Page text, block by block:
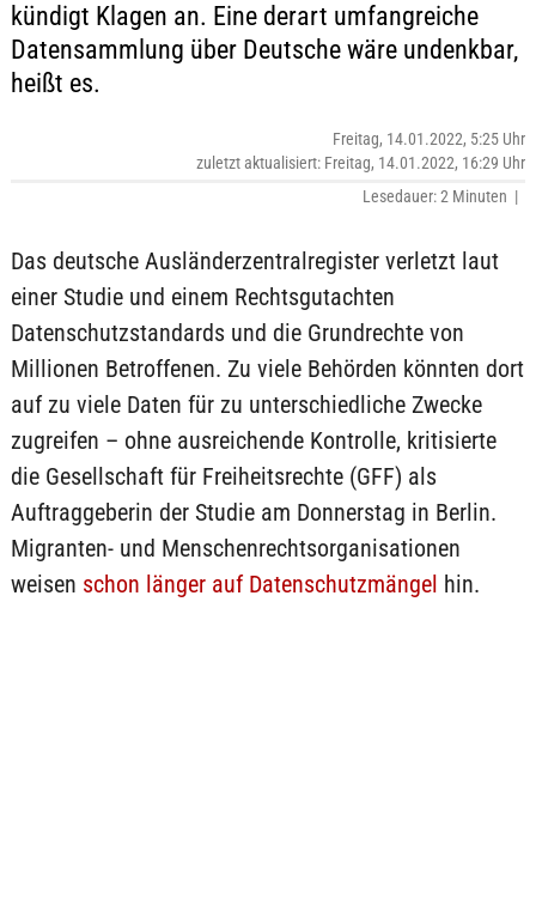
kündigt Klagen an. Eine derart umfangreiche
Datensammlung über Deutsche wäre undenkbar,
heißt es.
Freitag, 14.01.2022, 5:25 Uhr
zuletzt aktualisiert: Freitag, 14.01.2022, 16:29 Uhr
Lesedauer: 2 Minuten |
Das deutsche Ausländerzentralregister verletzt laut
einer Studie und einem Rechtsgutachten
Datenschutzstandards und die Grundrechte von
Millionen Betroffenen. Zu viele Behörden könnten dort
auf zu viele Daten für zu unterschiedliche Zwecke
zugreifen – ohne ausreichende Kontrolle, kritisierte
die Gesellschaft für Freiheitsrechte (GFF) als
Auftraggeberin der Studie am Donnerstag in Berlin.
Migranten- und Menschenrechtsorganisationen
weisen schon länger auf Datenschutzmängel hin.